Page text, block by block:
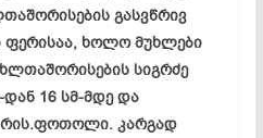
გასვწრივ
ხოლო მუხლები
სიგრძე
16 სმ-მდე და
კარგად